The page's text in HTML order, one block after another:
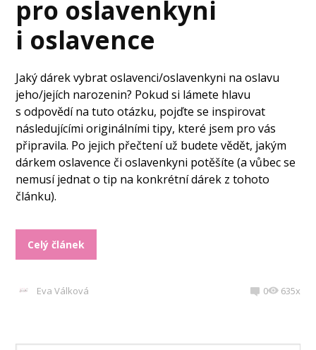
pro oslavenkyni
i oslavence
Jaký dárek vybrat oslavenci/oslavenkyni na oslavu
jeho/jejích narozenin? Pokud si lámete hlavu
s odpovědí na tuto otázku, pojďte se inspirovat
následujícími originálními tipy, které jsem pro vás
připravila. Po jejich přečtení už budete vědět, jakým
dárkem oslavence či oslavenkyni potěšíte (a vůbec se
nemusí jednat o tip na konkrétní dárek z tohoto
článku).
Celý článek
Eva Válková 0 635x